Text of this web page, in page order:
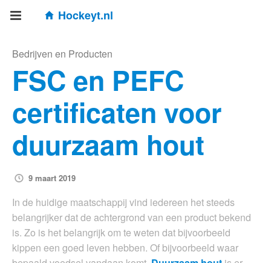
Hockeyt.nl
Bedrijven en Producten
FSC en PEFC
certificaten voor
duurzaam hout
9 maart 2019
In de huidige maatschappij vind iedereen het steeds
belangrijker dat de achtergrond van een product bekend
is. Zo is het belangrijk om te weten dat bijvoorbeeld
kippen een goed leven hebben. Of bijvoorbeeld waar